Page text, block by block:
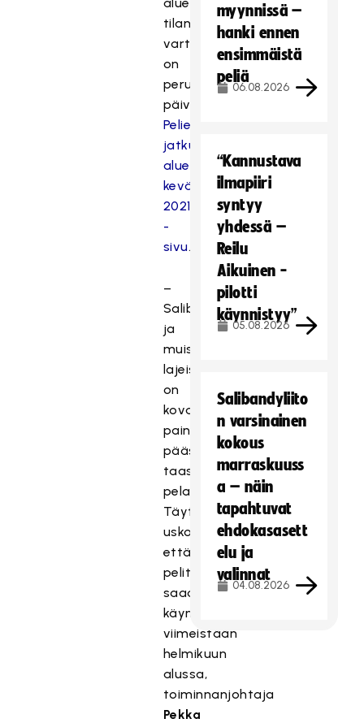
tilanteita
varten
on
perustettu
päivittyvä
Pelien
jatkuminen
alueittain
kevät
2021
-
sivu.
–
Salibandyssä
ja
muissakin
lajeissa
on
kova
paine
päästä
taas
pelaamaan.
Täytyy
uskoa,
että
pelit
saadaan
käyntiin
viimeistään
helmikuun
alussa,
toiminnanjohtaja
Pekka
myynnissä –
hanki ennen
ensimmäistä
peliä
06.08.2026
“Kannustava
ilmapiiri
syntyy
yhdessä –
Reilu
Aikuinen -
pilotti
käynnistyy”
05.08.2026
Salibandyliito
n varsinainen
kokous
marraskuuss
a – näin
tapahtuvat
ehdokasasett
elu ja
valinnat
04.08.2026